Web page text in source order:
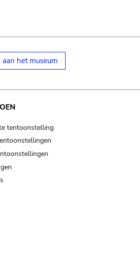
aan het museum
tentoonstelling